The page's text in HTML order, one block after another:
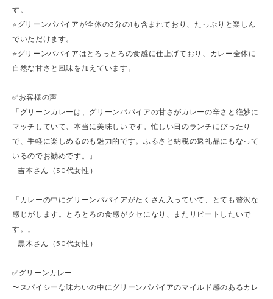
す。
⭐️グリーンパパイアが全体の3分の1も含まれており、たっぷりと楽しん
でいただけます。
⭐️グリーンパパイアはとろっとろの食感に仕上げており、カレー全体に
自然な甘さと風味を加えています。
✅お客様の声
「グリーンカレーは、グリーンパパイアの甘さがカレーの辛さと絶妙に
マッチしていて、本当に美味しいです。忙しい日のランチにぴったり
で、手軽に楽しめるのも魅力的です。ふるさと納税の返礼品にもなって
いるのでお勧めです。」
- 吉本さん（30代女性）
「カレーの中にグリーンパパイアがたくさん入っていて、とても贅沢な
感じがします。とろとろの食感がクセになり、またリピートしたいで
す。」
- 黒木さん（50代女性）
✅グリーンカレー
〜スパイシーな味わいの中にグリーンパパイアのマイルド感のあるカレ